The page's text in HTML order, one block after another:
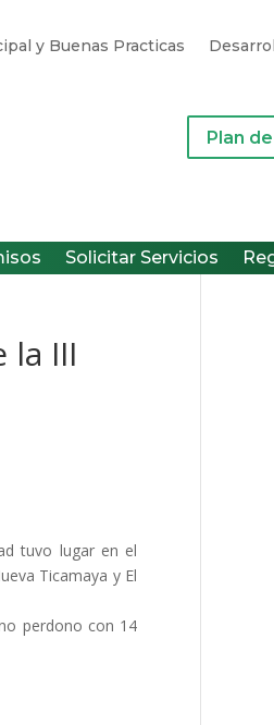
y Buenas Practicas
Plan
Solicitar Servicios
la III
tuvo lugar en el
Ticamaya y El
perdono con 14